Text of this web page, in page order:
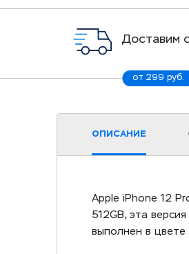
Доставим
от 299 руб.
ОПИСАНИЕ
Apple iPhone 12
512GB, эта
выполнен в